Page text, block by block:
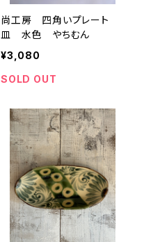
尚工房 四角いプレート
皿 水色 やちむん
¥3,080
SOLD OUT